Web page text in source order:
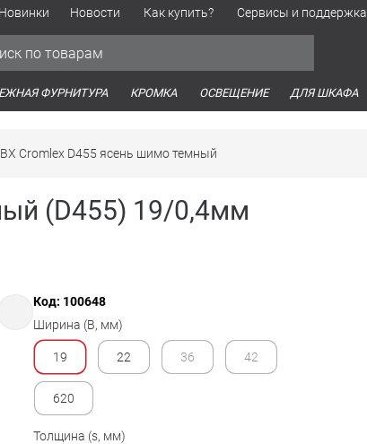
Новинки Новости Как купить? Сервисы и поддержка
ФУРНИТУРА КРОМКА ОСВЕЩЕНИЕ ДЛЯ ШКАФА
Cromlex D455 ясень шимо темный
(D455) 19/0,4мм
Код: 100648
Ширина (B, мм)
19 22 36 42
620
Толщина (s, мм)